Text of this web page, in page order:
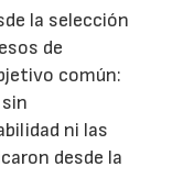
la selección
de
común:
ni las
desde la